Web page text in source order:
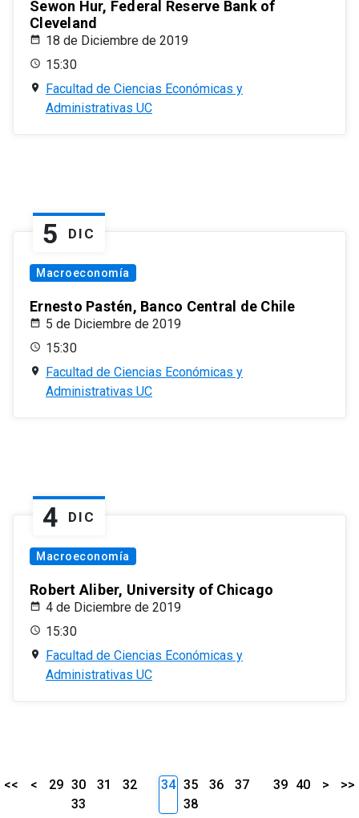
Sewon Hur, Federal Reserve Bank of
Cleveland
18 de Diciembre de 2019
15:30
Facultad de Ciencias Económicas y
Administrativas UC
5 DIC
Macroeconomía
Ernesto Pastén, Banco Central de Chile
5 de Diciembre de 2019
15:30
Facultad de Ciencias Económicas y
Administrativas UC
4 DIC
Macroeconomía
Robert Aliber, University of Chicago
4 de Diciembre de 2019
15:30
Facultad de Ciencias Económicas y
Administrativas UC
<< < 29 30 31
32
33
34 35 36
37
38
39 40 > >>